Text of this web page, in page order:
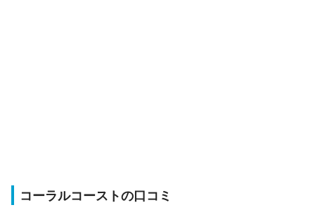
コーラルコーストの口コミ